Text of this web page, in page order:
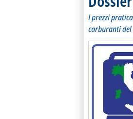
I prezzi
carburanti
Lista